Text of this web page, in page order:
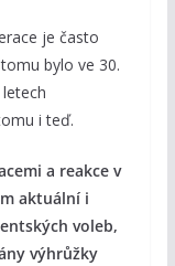
je často
bylo ve 30.
i teď.
a reakce v
aktuální i
voleb,
výhrůžky